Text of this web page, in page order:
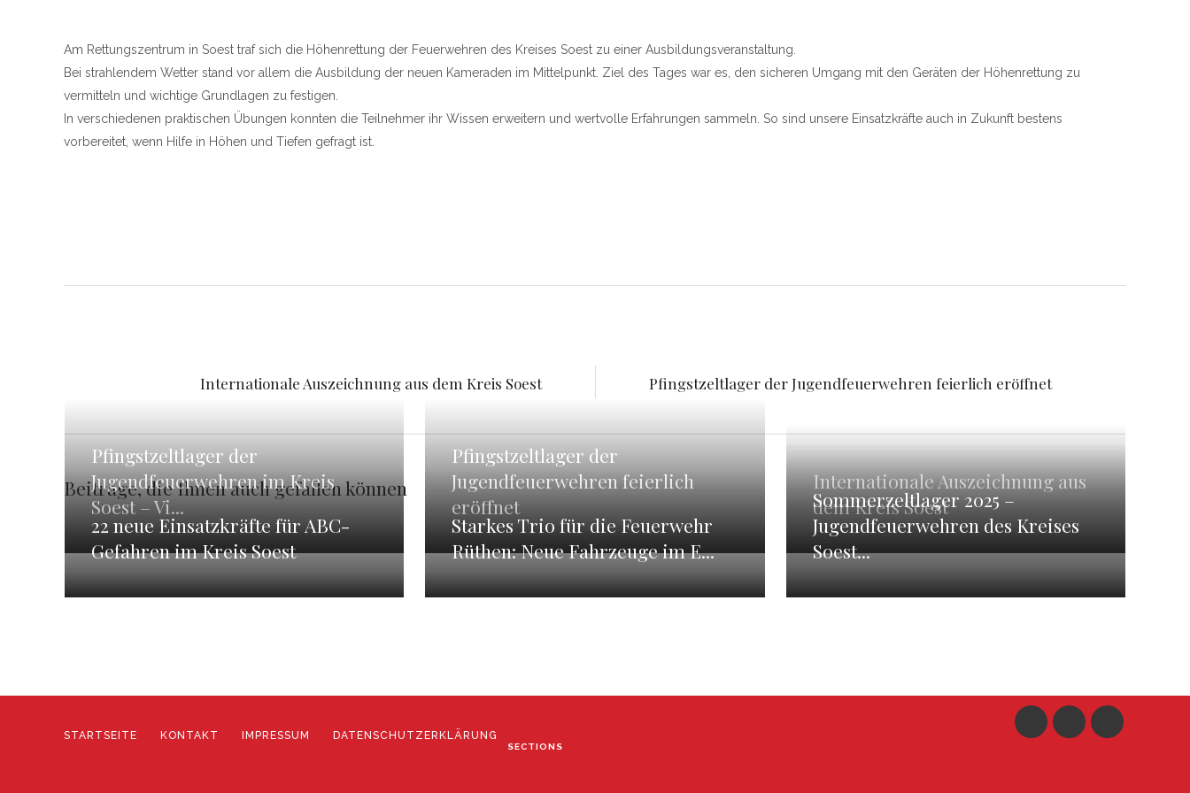
Am Rettungszentrum in Soest traf sich die Höhenrettung der Feuerwehren des Kreises Soest zu einer Ausbildungsveranstaltung.
Bei strahlendem Wetter stand vor allem die Ausbildung der neuen Kameraden im Mittelpunkt. Ziel des Tages war es, den sicheren Umgang mit den Geräten der Höhenrettung zu
vermitteln und wichtige Grundlagen zu festigen.
In verschiedenen praktischen Übungen konnten die Teilnehmer ihr Wissen erweitern und wertvolle Erfahrungen sammeln. So sind unsere Einsatzkräfte auch in Zukunft bestens
vorbereitet, wenn Hilfe in Höhen und Tiefen gefragt ist.
Internationale Auszeichnung aus dem Kreis Soest Pfingstzeltlager der Jugendfeuerwehren feierlich eröffnet
Beiträge, die Ihnen auch gefallen können
Pfingstzeltlager der
Jugendfeuerwehren im Kreis
Soest – Vi...
Pfingstzeltlager der
Jugendfeuerwehren feierlich
eröffnet
Internationale Auszeichnung aus
dem Kreis Soest
22 neue Einsatzkräfte für ABC-
Gefahren im Kreis Soest
Starkes Trio für die Feuerwehr
Rüthen: Neue Fahrzeuge im E...
Sommerzeltlager 2025 –
Jugendfeuerwehren des Kreises
Soest...
STARTSEITE KONTAKT IMPRESSUM DATENSCHUTZERKLÄRUNG
SECTIONS